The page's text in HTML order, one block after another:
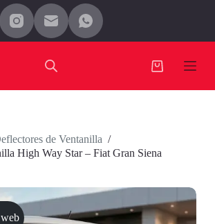
Carro
de Ventanilla /
High Way Star – Fiat Gran Siena